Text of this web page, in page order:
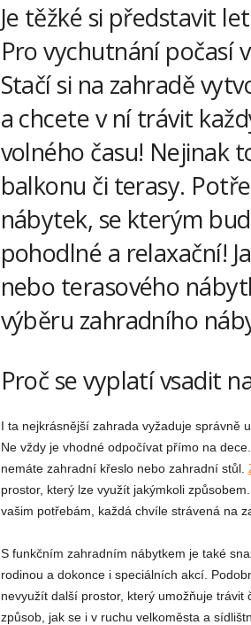
Je těžké si představit
Pro vychutnání počasí
Stačí si na zahradě
a chcete v ní trávit
volného času! Nejinak
balkonu či terasy.
nábytek, se kterým
pohodlné a relaxační!
nebo terasového
výběru zahradního
Proč se vyplatí vsadit
I ta nejkrásnější zahrada vyžaduje správně
Ne vždy je vhodné odpočívat přímo na
nemáte zahradní křeslo nebo zahradní stůl.
prostor, který lze využít jakýmkoli
vašim potřebám, každá chvíle strávená na
S funkčním zahradním nábytkem je také
rodinou a dokonce i speciálních akcí.
nevyužít další prostor, který umožňuje
způsob, jak se i v ruchu velkoměsta a